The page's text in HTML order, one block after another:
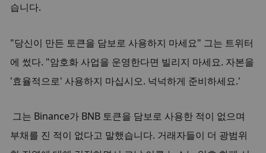
습니다.
"당신이 만든 토큰을 담보로 사용하지 마세요" 그는 트위터
에 썼다. "암호화 사업을 운영한다면 빌리지 마세요. 자본을
'효율적으로' 사용하지 마십시오. 넉넉하게 준비하세요.'
그는 Binance가 BNB 토큰을 담보로 사용한 적이 없으며
부채를 진 적이 없다고 말했습니다. 거래자들이 더 광범위